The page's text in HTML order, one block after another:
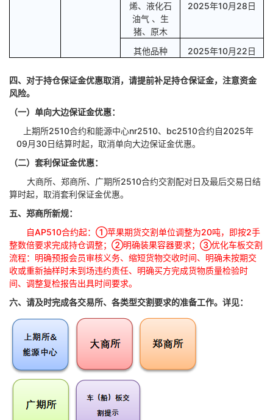
烯、液化石
油气 、生
猪、原木
2025年10月28日
其他品种 2025年10月22日
四、对于持仓保证金优惠取消，请提前补足持仓保证金，注意资金
风险。
（一）单向大边保证金优惠：
上期所2510合约和能源中心nr2510、bc2510合约自2025年
09月30日结算时起，取消单向大边保证金优惠。
（二）套利保证金优惠：
大商所、郑商所、广期所2510合约交割配对日及最后交易日结
算时起，取消套利保证金优惠。
五、 郑商所新规：
自AP510合约起：①苹果期货交割单位调整为20吨，即按2手
整数倍要求完成持仓调整； ②明确装果容器要求；③优化车板交割
流程：明确预报会员审核义务、缩短货物交收时间、明确未按期交
收或重新抽样时未到场违约责任、明确买方完成货物质量检验时
间、调整复检报告出具时间要求。
六、 请及时完成各交易所、各类型交割要求的准备工作。详见：